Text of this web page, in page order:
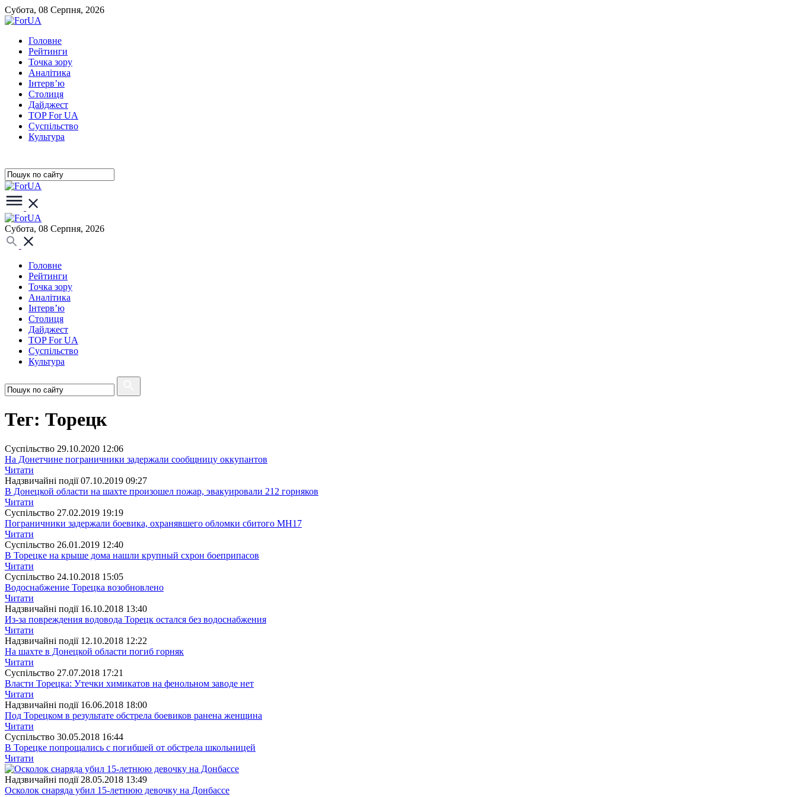
Субота, 08 Серпня, 2026
Головне
Рейтинги
Точка зору
Аналітика
Інтерв’ю
Столиця
Дайджест
TOP For UA
Суспiльство
Культура
Субота, 08 Серпня, 2026
Головне
Рейтинги
Точка зору
Аналітика
Інтерв’ю
Столиця
Дайджест
TOP For UA
Суспiльство
Культура
Тег: Торецк
Суспiльство 29.10.2020 12:06
На Донетчине пограничники задержали сообщницу оккупантов
Читати
Надзвичайні події 07.10.2019 09:27
В Донецкой области на шахте произошел пожар, эвакуировали 212 горняков
Читати
Суспiльство 27.02.2019 19:19
Пограничники задержали боевика, охранявшего обломки сбитого МН17
Читати
Суспiльство 26.01.2019 12:40
В Торецке на крыше дома нашли крупный схрон боеприпасов
Читати
Суспiльство 24.10.2018 15:05
Водоснабжение Торецка возобновлено
Читати
Надзвичайні події 16.10.2018 13:40
Из-за повреждения водовода Торецк остался без водоснабжения
Читати
Надзвичайні події 12.10.2018 12:22
На шахте в Донецкой области погиб горняк
Читати
Суспiльство 27.07.2018 17:21
Власти Торецка: Утечки химикатов на фенольном заводе нет
Читати
Надзвичайні події 16.06.2018 18:00
Под Торецком в результате обстрела боевиков ранена женщина
Читати
Суспiльство 30.05.2018 16:44
В Торецке попрощались с погибшей от обстрела школьницей
Читати
Надзвичайні події 28.05.2018 13:49
Осколок снаряда убил 15-летнюю девочку на Донбассе